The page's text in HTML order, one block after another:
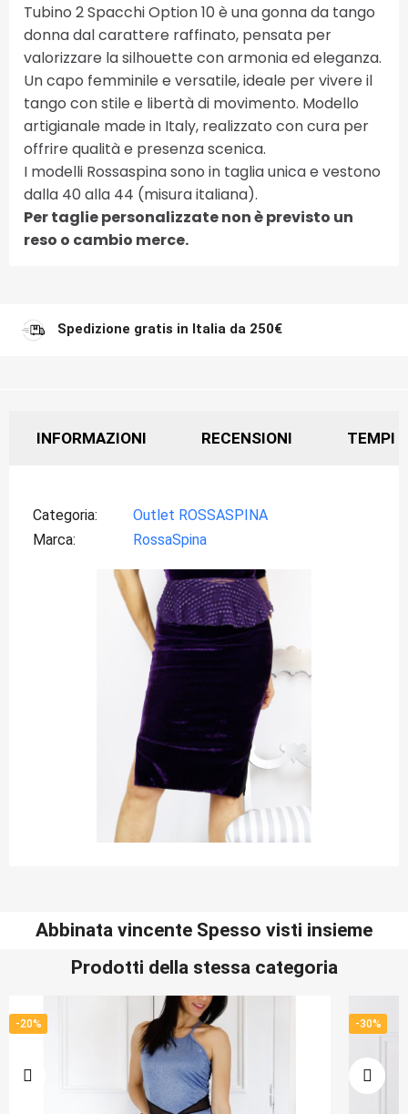
Tubino 2 Spacchi Option 10 è una gonna da tango
donna dal carattere raffinato, pensata per
valorizzare la silhouette con armonia ed eleganza.
Un capo femminile e versatile, ideale per vivere il
tango con stile e libertà di movimento. Modello
artigianale made in Italy, realizzato con cura per
offrire qualità e presenza scenica.
I modelli Rossaspina sono in taglia unica e vestono
dalla 40 alla 44 (misura italiana).
Per taglie personalizzate non è previsto un
reso o cambio merce.
Spedizione gratis in Italia da 250€
INFORMAZIONI RECENSIONI TEMPI
Categoria
Outlet ROSSASPINA
Marca
RossaSpina
Abbinata vincente Spesso visti insieme
Prodotti della stessa categoria
-20% -30%